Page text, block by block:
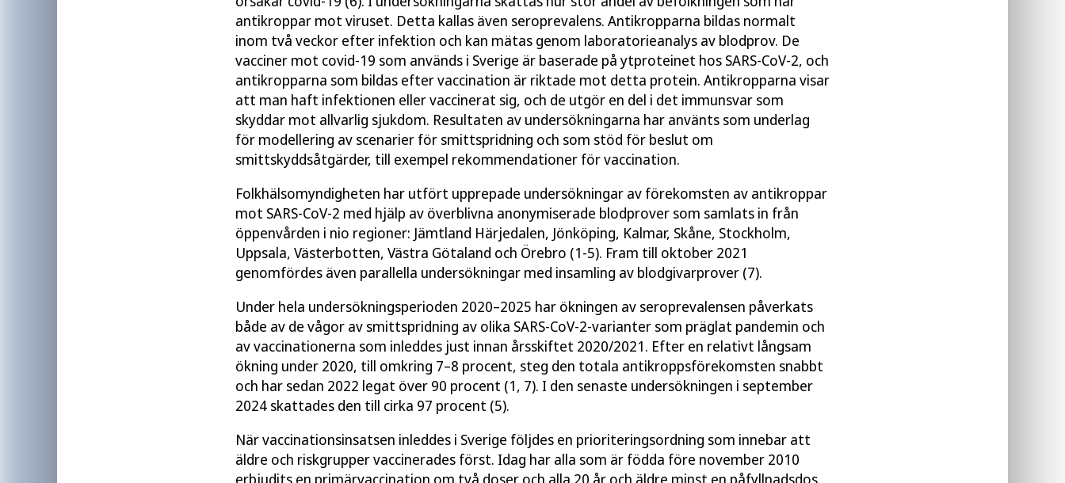
antikroppar mot viruset. Detta kallas även seroprevalens. Antikropparna bildas normalt
inom två veckor efter infektion och kan mätas genom laboratorieanalys av blodprov. De
vacciner mot covid-19 som används i Sverige är baserade på ytproteinet hos SARS-CoV-2, och
antikropparna som bildas efter vaccination är riktade mot detta protein. Antikropparna visar
att man haft infektionen eller vaccinerat sig, och de utgör en del i det immunsvar som
skyddar mot allvarlig sjukdom. Resultaten av undersökningarna har använts som underlag
för modellering av scenarier för smittspridning och som stöd för beslut om
smittskyddsåtgärder, till exempel rekommendationer för vaccination.
Folkhälsomyndigheten har utfört upprepade undersökningar av förekomsten av antikroppar
mot SARS-CoV-2 med hjälp av överblivna anonymiserade blodprover som samlats in från
öppenvården i nio regioner: Jämtland Härjedalen, Jönköping, Kalmar, Skåne, Stockholm,
Uppsala, Västerbotten, Västra Götaland och Örebro (1-5). Fram till oktober 2021
genomfördes även parallella undersökningar med insamling av blodgivarprover (7).
Under hela undersökningsperioden 2020–2025 har ökningen av seroprevalensen påverkats
både av de vågor av smittspridning av olika SARS-CoV-2-varianter som präglat pandemin och
av vaccinationerna som inleddes just innan årsskiftet 2020/2021. Efter en relativt långsam
ökning under 2020, till omkring 7–8 procent, steg den totala antikroppsförekomsten snabbt
och har sedan 2022 legat över 90 procent (1, 7). I den senaste undersökningen i september
2024 skattades den till cirka 97 procent (5).
När vaccinationsinsatsen inleddes i Sverige följdes en prioriteringsordning som innebar att
äldre och riskgrupper vaccinerades först. Idag har alla som är födda före november 2010
erbjudits en primärvaccination om två doser och alla 20 år och äldre minst en påfyllnadsdos.